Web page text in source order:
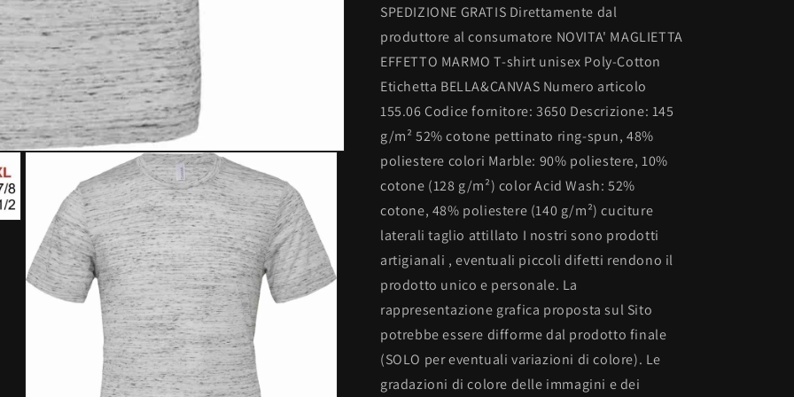
con
con
SPEDIZIONE GRATIS Direttamente dal
produttore al consumatore NOVITA' MAGLIETTA
EFFETTO MARMO T-shirt unisex Poly-Cotton
Etichetta BELLA&CANVAS Numero articolo
155.06 Codice fornitore: 3650 Descrizione: 145
g/m² 52% cotone pettinato ring-spun, 48%
poliestere colori Marble: 90% poliestere, 10%
cotone (128 g/m²) color Acid Wash: 52%
cotone, 48% poliestere (140 g/m²) cuciture
laterali taglio attillato I nostri sono prodotti
artigianali , eventuali piccoli difetti rendono il
prodotto unico e personale. La
rappresentazione grafica proposta sul Sito
potrebbe essere difforme dal prodotto finale
(SOLO per eventuali variazioni di colore). Le
gradazioni di colore delle immagini e dei